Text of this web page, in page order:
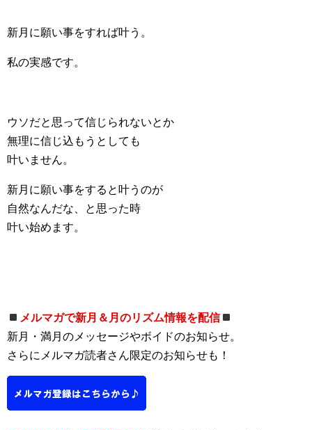
新月に願い事をすれば叶う。
私の実感です。
ウソだと思って信じられないとか
無理に信じ込もうとしても
叶いません。
新月に願い事をすると叶うのが
自然なんだな、と思った時
叶い始めます。
メルマガで新月＆月のリズム情報を配信
新月・満月のメッセージやボイドのお知らせ。
さらにメルマガ読者さん限定のお知らせも！